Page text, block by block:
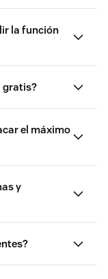
la función
cómo
gratis?
el máximo
videotutoriales
y
de